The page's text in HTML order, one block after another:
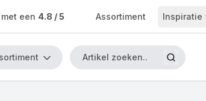
een 4.8 / 5 Assortiment Inspiratie